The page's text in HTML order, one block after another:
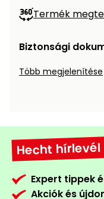
szerszám,
Termék
Biztonsági
Több megjelenítése
Hecht hírlevél
Expert tippek
Akciók és